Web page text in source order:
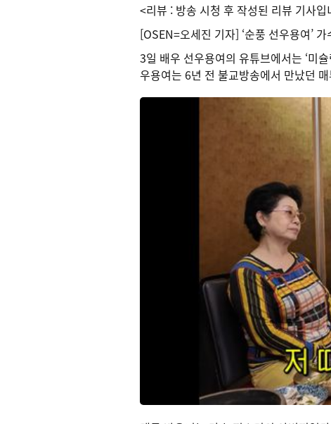
<리뷰 : 방송 시청 후 작성된 리뷰 기사입
[OSEN=오세진 기자] ‘순풍 선우용여’
3일 배우 선우용여의 유튜브에서는 ‘미
우용여는 6년 전 불교방송에서 만났던